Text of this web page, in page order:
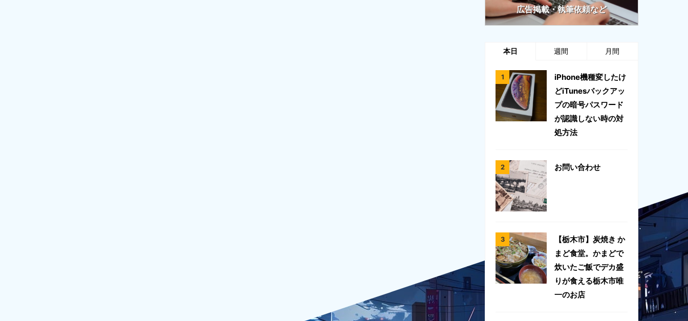
広告掲載・執筆依頼など
本日 週間 月間
iPhone機種変したけ
どiTunesバックアッ
プの暗号パスワード
が認識しない時の対
処方法
お問い合わせ
【栃木市】炭焼き か
まど食堂。かまどで
炊いたご飯でデカ盛
りが食える栃木市唯
一のお店